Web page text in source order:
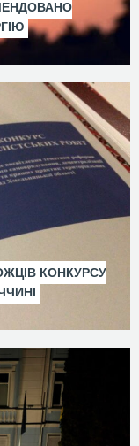
КОНКУРСУ